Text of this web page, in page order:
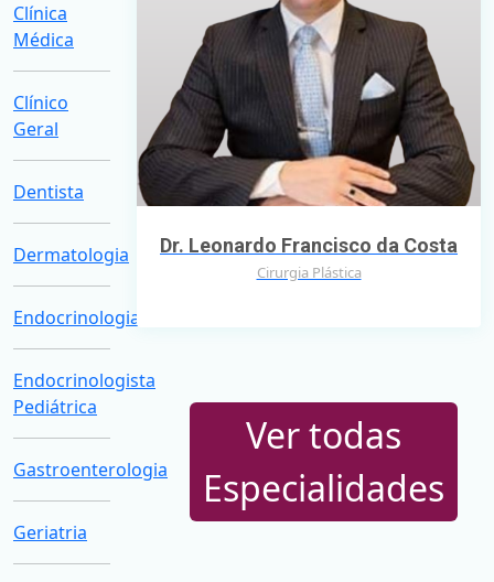
Clínica
Médica
Clínico
Geral
Dentista
Dermatologia
Endocrinologia
Endocrinologista
Pediátrica
Gastroenterologia
Geriatria
Dr. Leonardo Francisco da Costa
Cirurgia Plástica
Ver todas
Especialidades